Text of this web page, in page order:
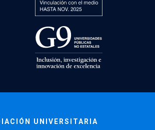
UNIVERSITARIA